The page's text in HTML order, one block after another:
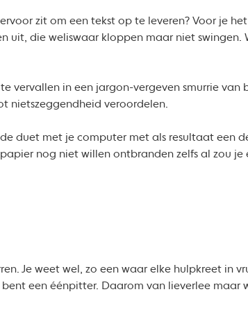
zit om een tekst op te leveren? Voor je
uit, die weliswaar kloppen maar niet swingen.
vervallen in een jargon-vergeven smurrie van
nietszeggendheid veroordelen.
duet met je computer met als resultaat een
nog niet willen ontbranden zelfs al zou je
Je weet wel, zo een waar elke hulpkreet in
een éénpitter. Daarom van lieverlee maar